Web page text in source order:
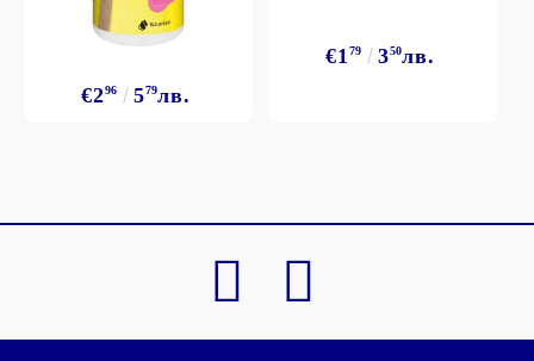
€296 579лв.
€179 350лв.